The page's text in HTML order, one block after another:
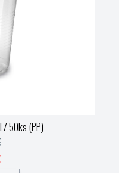
/ 50ks (PP)